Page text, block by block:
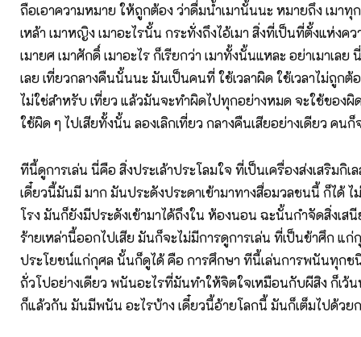
ถือเอาความหมาย ให้ถูกต้อง ว่าดื่มน้ำเมานั้นนะ หมายถึง เมาทุ
เหล้า เมาหญิง เมาอะไรนั้น กระทั่งถึงไอ้เมา สิ่งที่เป็นที่ตั้งแห่งคว
เมายศ เมาศักดิ์ เมาอะไร ก็เรียกว่า เมาทั้งนั้นแหละ อย่าเมาเลย
เลย เที่ยวกลางคืนนั้นนะ มันเป็นคนที่ ใช้เวลาผิด ใช้เวลาไม่ถูกต้
ไม่ใช่สำหรับ เที่ยว แล้วมันจะทำผิดไปทุกอย่างหมด จะใช้ของผิ
ใช้ผิด ๆ ไปเสียทั้งนั้น ลองเลิกเที่ยว กลางคืนเสียอย่างเดียว คน
ทีนี้ดูการเล่น นี่คือ สิ่งประเล้าประโลมใจ ที่เป็นเครื่องส่งเสริมกิเ
เดี๋ยวนี้มันมี มาก มันประดังประดาเข้ามาทางสื่อมวลชนนี้ ก็ได้
โรง มันก็ยังมีประดังเข้ามาได้ถึงใน ห้องนอน ฉะนั้นกำจัดสิ่งเส
ร้ายเหล่านี้ออกไปเสีย มันก็จะไม่มีการดูการเล่น ที่เป็นข้าศึก แก่
ประโยชน์แก่กุศล นั้นก็ดูได้ คือ การศึกษา ทีนี้เล่นการพนันทุกช
ถั่วโปอย่างเดียว พนันอะไรที่มันทำให้จิตใจเหมือนกับผีสิง ก็เว้น
ก็แล้วกัน มันมีพนัน อะไรบ้าง เดี๋ยวนี้อ้ายโลกนี้ มันก็เต็มไปด้วย